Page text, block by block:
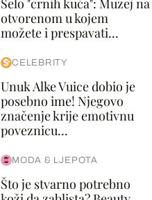
Selo "crnih kuća": Muzej na
otvorenom u kojem
možete i prespavati...
CELEBRITY
Unuk Alke Vuice dobio je
posebno ime! Njegovo
značenje krije emotivnu
poveznicu...
MODA & LJEPOTA
Što je stvarno potrebno